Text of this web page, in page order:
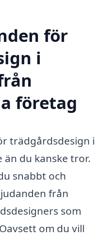
för
i
företag
trädgårdsdesign i
du kanske tror.
snabbt och
från
som
om du vill